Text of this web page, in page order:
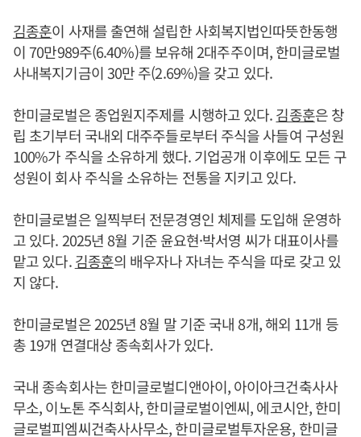
김종훈이 사재를 출연해 설립한 사회복지법인따뜻한동행
이 70만989주(6.40%)를 보유해 2대주주이며, 한미글로벌
사내복지기금이 30만 주(2.69%)을 갖고 있다.
한미글로벌은 종업원지주제를 시행하고 있다.김종훈은 창
립 초기부터 국내외 대주주들로부터 주식을 사들여 구성원
100%가 주식을 소유하게 했다. 기업공개 이후에도 모든 구
성원이 회사 주식을 소유하는 전통을 지키고 있다.
한미글로벌은 일찍부터 전문경영인 체제를 도입해 운영하
고 있다. 2025년 8월 기준 윤요현·박서영 씨가 대표이사를
맡고 있다.김종훈의 배우자나 자녀는 주식을 따로 갖고 있
지 않다.
한미글로벌은 2025년 8월 말 기준 국내 8개, 해외 11개 등
총 19개 연결대상 종속회사가 있다.
국내 종속회사는 한미글로벌디앤아이, 아이아크건축사사
무소, 이노톤 주식회사, 한미글로벌이엔씨, 에코시안, 한미
글로벌피엠씨건축사사무소, 한미글로벌투자운용, 한미글